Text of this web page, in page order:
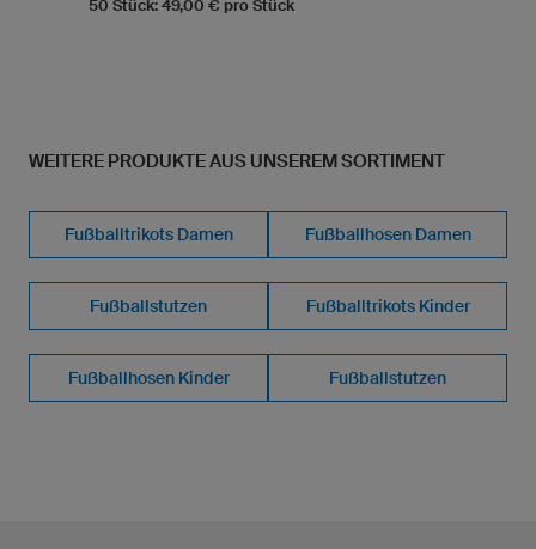
50 Stück: 49,00 € pro Stück
WEITERE PRODUKTE AUS UNSEREM SORTIMENT
Fußballtrikots Damen Fußballhosen Damen
Fußballstutzen Fußballtrikots Kinder
Fußballhosen Kinder Fußballstutzen